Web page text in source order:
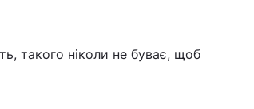
такого ніколи не буває, щоб